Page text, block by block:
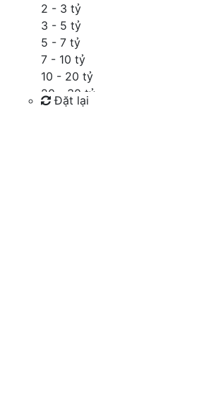
2 - 3 tỷ
3 - 5 tỷ
5 - 7 tỷ
7 - 10 tỷ
10 - 20 tỷ
20 - 30 tỷ
30 - 40 tỷ
Đặt lại